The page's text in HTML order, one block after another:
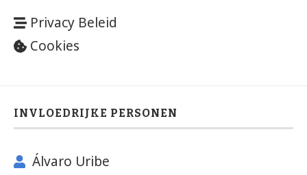
Privacy Beleid
Cookies
INVLOEDRIJKE PERSONEN
Álvaro Uribe